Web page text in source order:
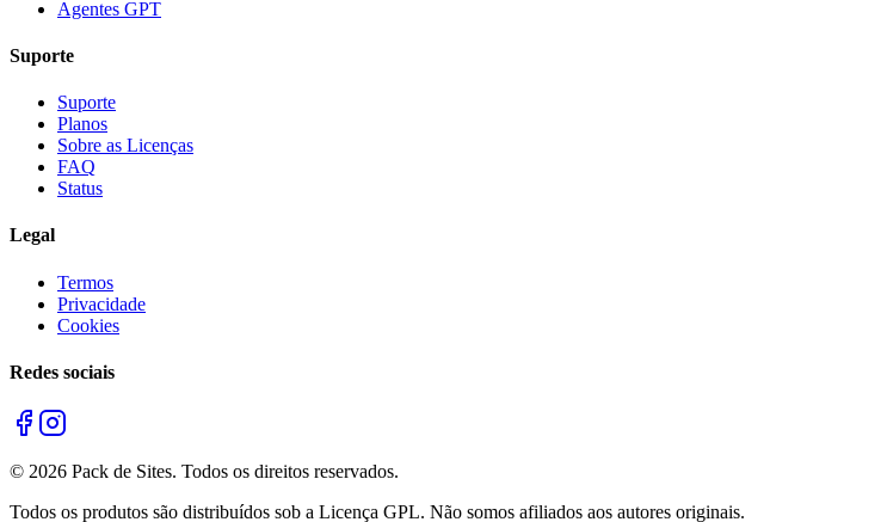
Agentes GPT
Suporte
Suporte
Planos
Sobre as Licenças
FAQ
Status
Legal
Termos
Privacidade
Cookies
Redes sociais
© 2026 Pack de Sites. Todos os direitos reservados.
Todos os produtos são distribuídos sob a Licença GPL. Não somos afiliados aos autores originais.